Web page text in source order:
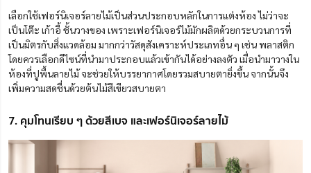
เลือกใช้เฟอร์นิเจอร์ลายไม้เป็นส่วนประกอบหลักในการแต่งห้อง ไม่ว่าจะ
เป็นโต๊ะ เก้าอี้ ชั้นวางของ เพราะเฟอร์นิเจอร์ไม้มักผลิตด้วยกระบวนการที่
เป็นมิตรกับสิ่งแวดล้อม มากกว่าวัสดุสังเคราะห์ประเภทอื่น ๆ เช่น พลาสติก
โดยควรเลือกดีไซน์ที่นำมาประกอบแล้วเข้ากันได้อย่างลงตัว เมื่อนำมาวางใน
ห้องที่ปูพื้นลายไม้ จะช่วยให้บรรยากาศโดยรวมสบายตายิ่งขึ้น จากนั้นจึง
เพิ่มความสดชื่นด้วยต้นไม้สีเขียวสบายตา
7. คุมโทนเรียบ ๆ ด้วยสีเบจ และเฟอร์นิเจอร์ลายไม้